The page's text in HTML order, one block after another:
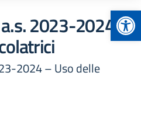
2023-2024
2024 – Uso delle